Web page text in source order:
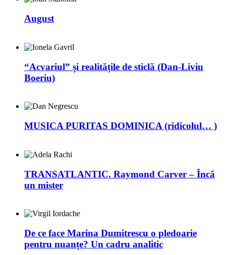
August
“Acvariul” și realitățile de sticlă (Dan-Liviu
Boeriu)
MUSICA PURITAS DOMINICA (ridicolul… )
TRANSATLANTIC. Raymond Carver – Încă
un mister
De ce face Marina Dumitrescu o pledoarie
pentru nuanțe? Un cadru analitic